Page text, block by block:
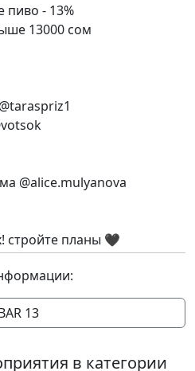
пиво - 13%
13000 сом
@alice.mulyanova
стройте планы 🖤
13
в категории